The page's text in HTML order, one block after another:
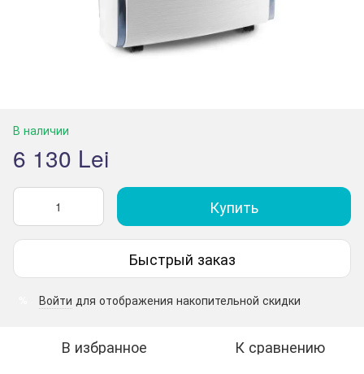
В наличии
6 130 Lei
Купить
Быстрый заказ
Войти для отображения накопительной скидки
В избранное К сравнению